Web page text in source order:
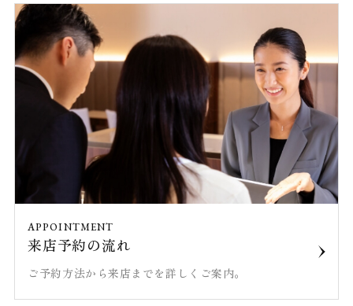
APPOINTMENT
来店予約の流れ
ご予約方法から来店までを詳しくご案内。